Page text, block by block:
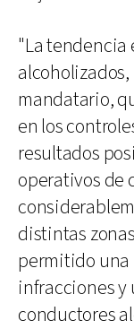
"La tendencia
alcoholizados,
mandatario,
en los
resultados
operativos de
distintas
permitido una
infracciones
conductores